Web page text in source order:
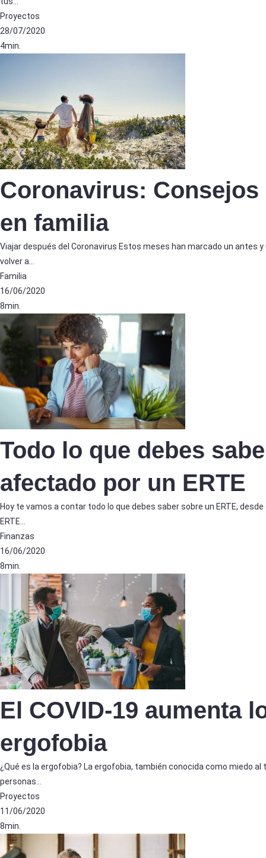
Proyectos
28/07/2020
4min.
Coronavirus:
en familia
Viajar después del Coronavirus Estos meses han marcado un antes
volver a…
Familia
16/06/2020
8min.
Todo lo que debes
afectado por un ERTE
Hoy te vamos a contar todo lo que debes saber sobre un ERTE,
ERTE…
Finanzas
16/06/2020
8min.
El COVID-19 aumenta
ergofobia
¿Qué es la ergofobia? La ergofobia, también conocida como miedo
personas…
Proyectos
11/06/2020
8min.